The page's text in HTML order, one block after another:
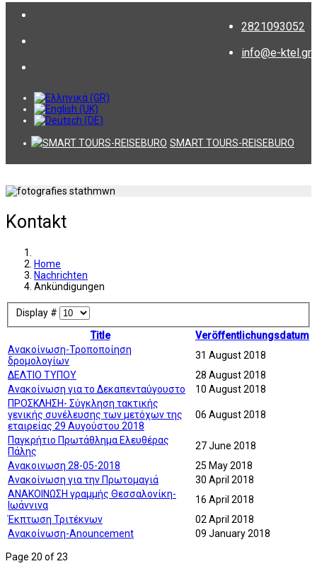
2821093052
info@e-ktel.gr
SMART TOURS-REISEBURO
Kontakt
Home
Nachrichten
Ankündigungen
Display #
Title
Veröffentlichungsdatum
Ανακοίνωση-Τροποποίηση
δρομολογίων
31 August 2018
ΔΕΛΤΙΟ ΤΥΠΟΥ
28 August 2018
Ανακοίνωση για το Δεκαπενταύγουστο
10 August 2018
ΠΡΟΣΚΛΗΣΗ- Σύγκληση τακτικής
γενικής συνέλευσης των μετόχων της
εταιρείας 29 Αυγούστου 2018
06 August 2018
Παγκρήτιο Πρωτάθλημα Ελευθέρας
Πάλης
27 June 2018
Ανακοινωση 28-05-2018
25 May 2018
Ανακοίνωση για την Πρωτομαγιά
30 April 2018
ΑΝΑΚΟΙΝΩΣΗ γραμμής Θεσσαλονίκη-
Ιωάννινα
16 April 2018
Έκπτωση Τριτέκνων
02 April 2018
Ανακοίνωση-Anouncement
09 January 2018
Page 20 of 23